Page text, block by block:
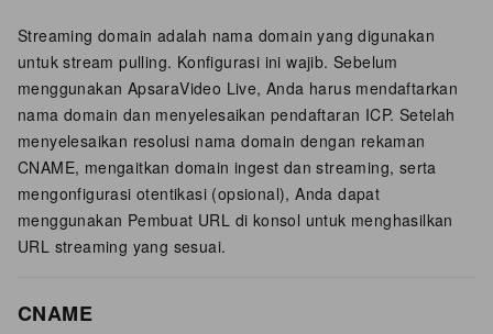
Streaming domain adalah nama domain yang digunakan
untuk stream pulling. Konfigurasi ini wajib. Sebelum
menggunakan ApsaraVideo Live, Anda harus mendaftarkan
nama domain dan menyelesaikan pendaftaran ICP. Setelah
menyelesaikan resolusi nama domain dengan rekaman
CNAME, mengaitkan domain ingest dan streaming, serta
mengonfigurasi otentikasi (opsional), Anda dapat
menggunakan Pembuat URL di konsol untuk menghasilkan
URL streaming yang sesuai.
CNAME